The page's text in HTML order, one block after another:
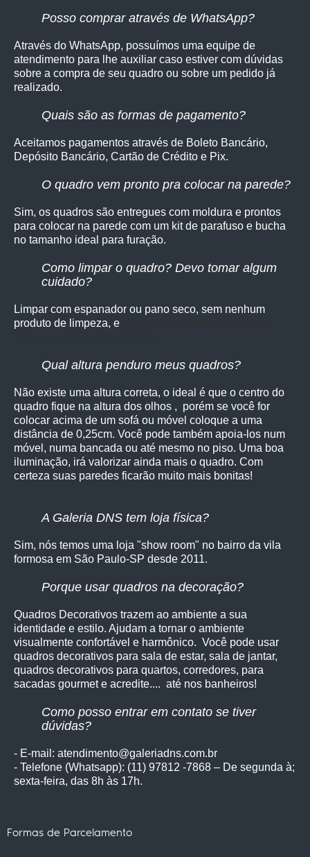
Posso comprar através de WhatsApp?
Através do WhatsApp, possuímos uma equipe de
atendimento para lhe auxiliar caso estiver com dúvidas
sobre a compra de seu quadro ou sobre um pedido já
realizado.
Quais são as formas de pagamento?
Aceitamos pagamentos através de Boleto Bancário,
Depósito Bancário, Cartão de Crédito e Pix.
O quadro vem pronto pra colocar na parede?
Sim, os quadros são entregues com moldura e prontos
para colocar na parede com um kit de parafuso e bucha
no tamanho ideal para furação.
Como limpar o quadro? Devo tomar algum
cuidado?
Limpar com espanador ou pano seco, sem nenhum
produto de limpeza, e
Qual altura penduro meus quadros?
Não existe uma altura correta, o ideal é que o centro do
quadro fique na altura dos olhos , porém se você for
colocar acima de um sofá ou móvel coloque a uma
distância de 0,25cm. Você pode também apoia-los num
móvel, numa bancada ou até mesmo no piso. Uma boa
iluminação, irá valorizar ainda mais o quadro. Com
certeza suas paredes ficarão muito mais bonitas!
A Galeria DNS tem loja física?
Sim, nós temos uma loja "show room" no bairro da vila
formosa em São Paulo-SP desde 2011.
Porque usar quadros na decoração?
Quadros Decorativos trazem ao ambiente a sua
identidade e estilo. Ajudam a tornar o ambiente
visualmente confortável e harmônico. Você pode usar
quadros decorativos para sala de estar, sala de jantar,
quadros decorativos para quartos, corredores, para
sacadas gourmet e acredite.... até nos banheiros!
Como posso entrar em contato se tiver
dúvidas?
- E-mail: atendimento@galeriadns.com.br
- Telefone (Whatsapp): (11) 97812 -7868 – De segunda à;
sexta-feira, das 8h às 17h.
Formas de Parcelamento